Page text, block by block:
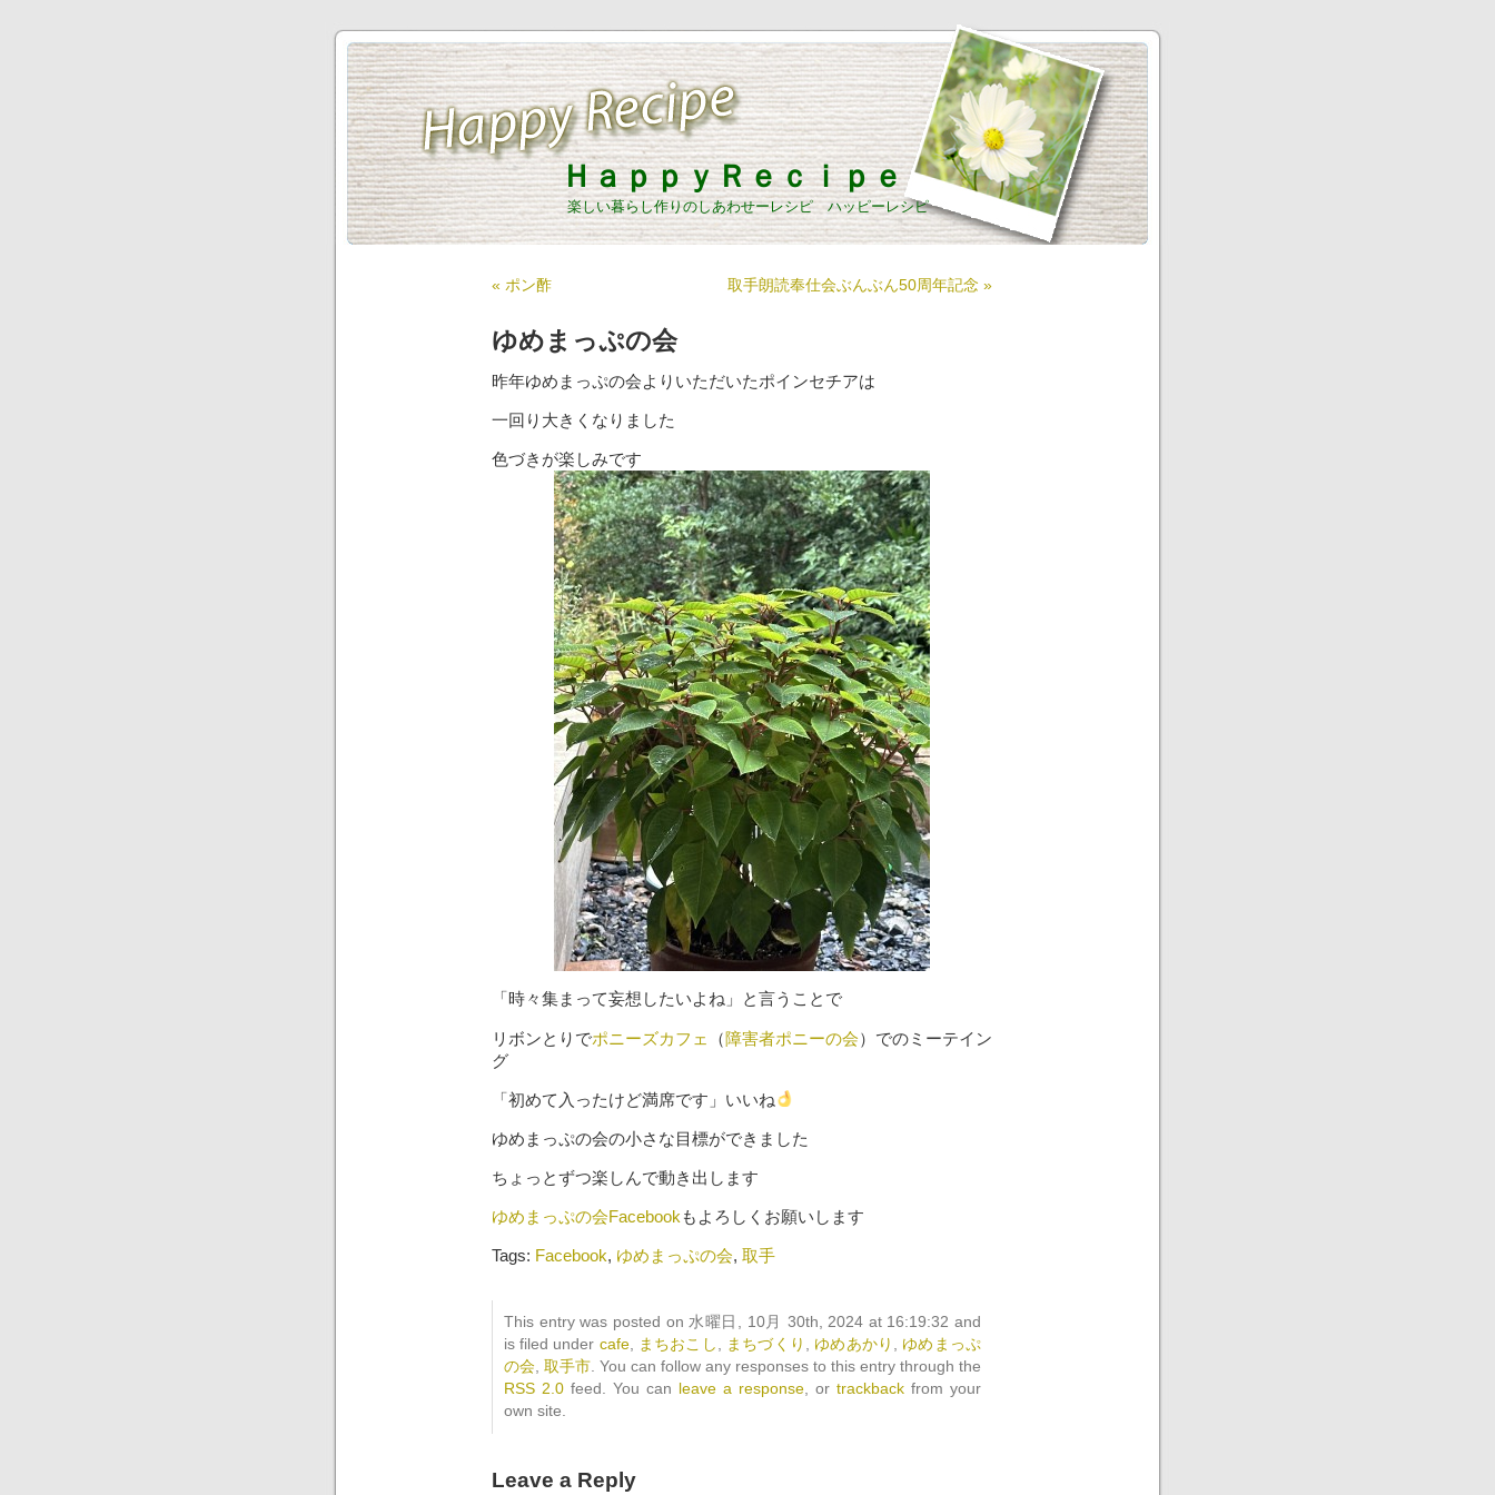
ＨａｐｐｙＲｅｃｉｐｅ
楽しい暮らし作りのしあわせーレシピ ハッピーレシピ
« ポン酢 取手朗読奉仕会ぶんぶん50周年記念 »
ゆめまっぷの会
昨年ゆめまっぷの会よりいただいたポインセチアは
一回り大きくなりました
色づきが楽しみです
「時々集まって妄想したいよね」と言うことで
リボンとりでポニーズカフェ （障害者ポニーの会）でのミーテイン
グ
「初めて入ったけど満席です」いいね
ゆめまっぷの会の小さな目標ができました
ちょっとずつ楽しんで動き出します
ゆめまっぷの会Facebook もよろしくお願いします
Tags: Facebook, ゆめまっぷの会, 取手
This entry was posted on 水曜日, 10月 30th, 2024 at 16:19:32 and
is filed under cafe, まちおこし , まちづくり , ゆめあかり , ゆめまっぷ
の会, 取手市. You can follow any responses to this entry through the
RSS 2.0 feed. You can leave a response, or trackback from your
own site.
Leave a Reply